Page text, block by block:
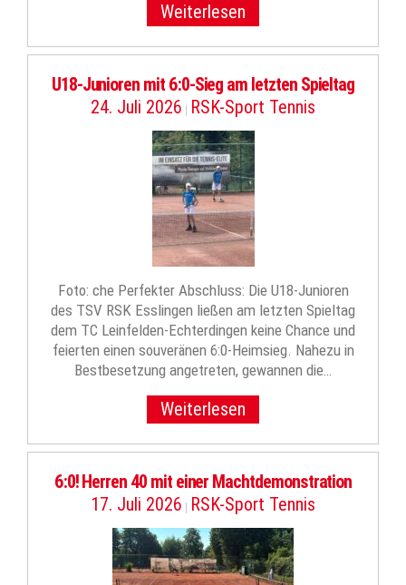
Weiterlesen
U18-Junioren mit 6:0-Sieg am letzten Spieltag
24. Juli 2026 | RSK-Sport Tennis
Foto: che Perfekter Abschluss: Die U18-Junioren
des TSV RSK Esslingen ließen am letzten Spieltag
dem TC Leinfelden-Echterdingen keine Chance und
feierten einen souveränen 6:0-Heimsieg. Nahezu in
Bestbesetzung angetreten, gewannen die…
Weiterlesen
6:0! Herren 40 mit einer Machtdemonstration
17. Juli 2026 | RSK-Sport Tennis